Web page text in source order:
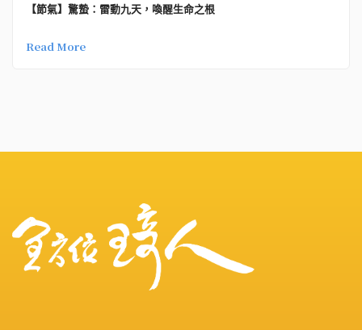
【節氣】驚蟄：雷動九天，喚醒生命之根
Read More